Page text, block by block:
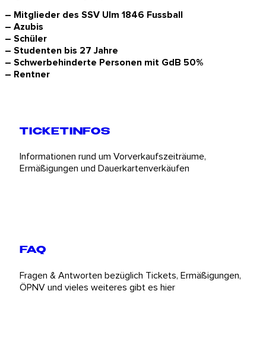
– Mitglieder des SSV Ulm 1846 Fussball
– Azubis
– Schüler
– Studenten bis 27 Jahre
– Schwerbehinderte Personen mit GdB 50%
– Rentner
TICKETINFOS
Informationen rund um Vorverkaufszeiträume,
Ermäßigungen und Dauerkartenverkäufen
FAQ
Fragen & Antworten bezüglich Tickets, Ermäßigungen,
ÖPNV und vieles weiteres gibt es hier